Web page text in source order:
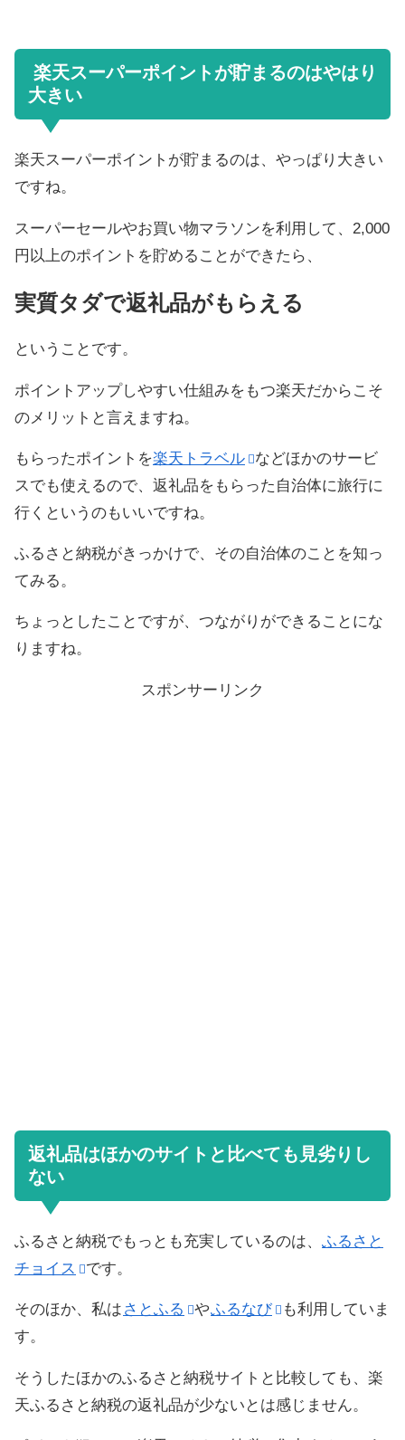
楽天スーパーポイントが貯まるのはやはり
大きい
楽天スーパーポイントが貯まるのは、やっぱり大きい
ですね。
スーパーセールやお買い物マラソンを利用して、2,000
円以上のポイントを貯めることができたら、
実質タダで返礼品がもらえる
ということです。
ポイントアップしやすい仕組みをもつ楽天だからこそ
のメリットと言えますね。
もらったポイントを楽天トラベル
などほかのサービ
スでも使えるので、返礼品をもらった自治体に旅行に
行くというのもいいですね。
ふるさと納税がきっかけで、その自治体のことを知っ
てみる。
ちょっとしたことですが、つながりができることにな
りますね。
スポンサーリンク
返礼品はほかのサイトと比べても見劣りし
ない
ふるさと納税でもっとも充実しているのは、 ふるさと
チョイス
です。
そのほか、私は さとふる やふるなび
も利用していま
す。
そうしたほかのふるさと納税サイトと比較しても、楽
天ふるさと納税の返礼品が少ないとは感じません。